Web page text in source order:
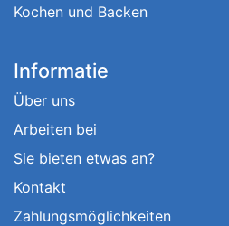
Kochen und Backen
Informatie
Über uns
Arbeiten bei
Sie bieten etwas an?
Kontakt
Zahlungsmöglichkeiten